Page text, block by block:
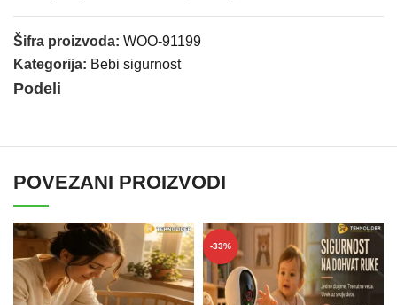
Šifra proizvoda: WOO-91199
Kategorija: Bebi sigurnost
Podeli
POVEZANI PROIZVODI
-33%